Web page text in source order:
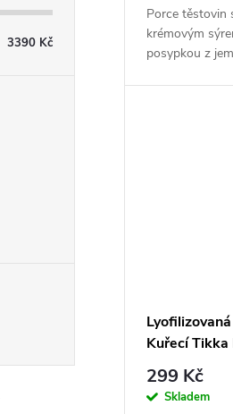
3390 Kč
u
Porce těstovin
krémovým
posypkou z
Kuřecí Tikka
299 Kč
Skladem